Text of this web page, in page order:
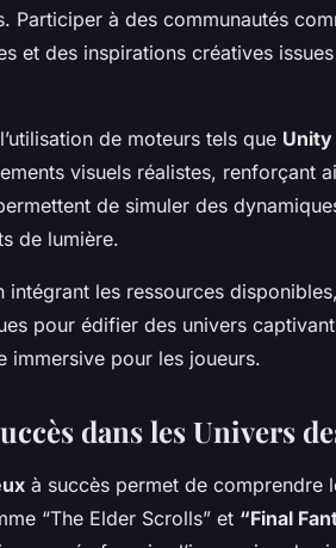
Participer à des communautés
et des inspirations créatives
de moteurs tels que Unity
visuels réalistes, renforçant
de simuler des
de lumière.
intégrant les ressources
pour édifier des univers
immersive pour les joueurs.
dans les Univers
à succès permet de comprendre
“The Elder Scrolls” et “Final